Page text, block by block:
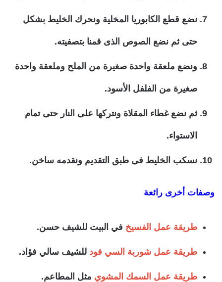
نضع قطع الكابوريا المخلية ونحرك الخليط بشكل
حتى ثم نضع الصوص الذى قمنا بتصفيته.
ونضع ملعقة واحدة صغيرة من الملح وملعقة واحدة
صغيرة من الفلفل الأسود.
ثم نضع غطاء المقلاة ونتركها على النار حتى تمام
الاستواء.
نسكب الخليط فى طبق التقديم ونقدمه ساخن.
وصفات أخرى رائعة
طريقة عمل الفسيخ في البيت للشيف حسن.
طريقة عمل شوربة السي فود للشيف سالي فؤاد.
طريقة عمل السمك المشوي مثل المطاعم.